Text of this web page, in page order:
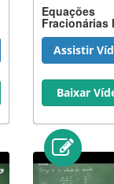
Equações
Fracionárias
Assistir
Baixar